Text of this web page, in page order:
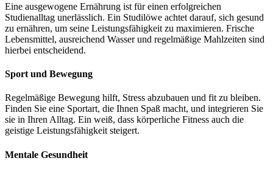
Eine ausgewogene Ernährung ist für einen erfolgreichen
Studienalltag unerlässlich. Ein Studilöwe achtet darauf, sich gesund
zu ernähren, um seine Leistungsfähigkeit zu maximieren. Frische
Lebensmittel, ausreichend Wasser und regelmäßige Mahlzeiten sind
hierbei entscheidend.
Sport und Bewegung
Regelmäßige Bewegung hilft, Stress abzubauen und fit zu bleiben.
Finden Sie eine Sportart, die Ihnen Spaß macht, und integrieren Sie
sie in Ihren Alltag. Ein weiß, dass körperliche Fitness auch die
geistige Leistungsfähigkeit steigert.
Mentale Gesundheit